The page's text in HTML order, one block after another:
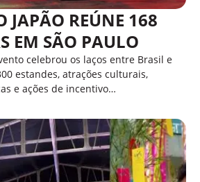
JAPÃO REÚNE 168
EM SÃO PAULO
celebrou os laços entre Brasil e
estandes, atrações culturais,
e ações de incentivo…